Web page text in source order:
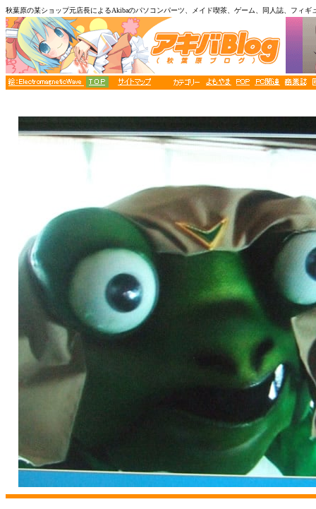
秋葉原の某ショップ元店長によるAkibaのパソコンパーツ、メイド喫茶、ゲーム、同人誌、フィ